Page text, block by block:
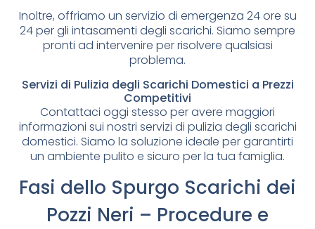
Inoltre, offriamo un servizio di emergenza 24 ore su
24 per gli intasamenti degli scarichi. Siamo sempre
pronti ad intervenire per risolvere qualsiasi
problema.
Servizi di Pulizia degli Scarichi Domestici a Prezzi
Competitivi
Contattaci oggi stesso per avere maggiori
informazioni sui nostri servizi di pulizia degli scarichi
domestici. Siamo la soluzione ideale per garantirti
un ambiente pulito e sicuro per la tua famiglia.
Fasi dello Spurgo Scarichi dei
Pozzi Neri – Procedure e